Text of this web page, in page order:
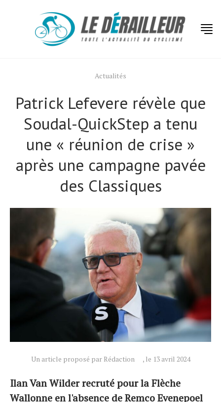
Actualités
Patrick Lefevere révèle que
Soudal-QuickStep a tenu
une « réunion de crise »
après une campagne pavée
des Classiques
Un article proposé par Rédaction , le 13 avril 2024
Ilan Van Wilder recruté pour la Flèche
Wallonne en l'absence de Remco Evenepoel